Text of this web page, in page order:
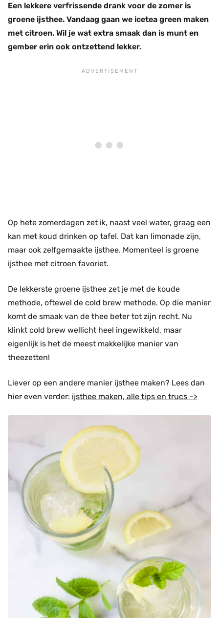
Een lekkere verfrissende drank voor de zomer is
groene ijsthee. Vandaag gaan we icetea green maken
met citroen. Wil je wat extra smaak dan is munt en
gember erin ook ontzettend lekker.
Op hete zomerdagen zet ik, naast veel water, graag een
kan met koud drinken op tafel. Dat kan limonade zijn,
maar ook zelfgemaakte ijsthee. Momenteel is groene
ijsthee met citroen favoriet.
De lekkerste groene ijsthee zet je met de koude
methode, oftewel de cold brew methode. Op die manier
komt de smaak van de thee beter tot zijn recht. Nu
klinkt cold brew wellicht heel ingewikkeld, maar
eigenlijk is het de meest makkelijke manier van
theezetten!
Liever op een andere manier ijsthee maken? Lees dan
hier even verder: ijsthee maken, alle tips en trucs –>